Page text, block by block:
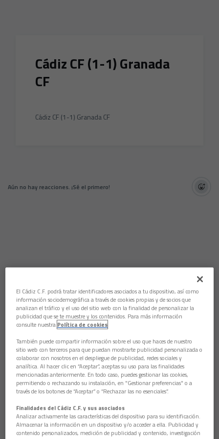
Cádiz CF (1-1) Granada
CF
Cádiz CF (1-1) Granada CF
Aún no hay reacciones. ¡Sé el primero!
El Cádiz C.F. podrá tratar identificadores asociados a tu dispositivo, así como
información sociodemográfica a través de cookies propias y de socios que
analizan el tráfico y el uso del sitio web con la finalidad de personalizar la
publicidad que se te muestre y los contenidos. Para más información
consulte nuestra Política de cookies
También puede compartir información sobre el uso que haces de nuestro
sitio web con terceros para que puedan mostrarte publicidad personalizada o
colaborar con nosotros en el despliegue de publicidad, redes sociales y
analítica. Al hacer clic en “Aceptar”, aceptas su uso para las finalidades
mencionadas anteriormente. En todo caso, puedes gestionar las cookies,
permitiendo o rechazando su instalación, en "Gestionar preferencias" o a
través de los botones de “Aceptar” o “Rechazar las no esenciales”.
Finalidades del Cádiz C.F. y sus asociados
Analizar activamente las características del dispositivo para su identificación.
Almacenar la información en un dispositivo y/o acceder a ella. Publicidad y
contenido personalizados, medición de publicidad y contenido, investigación